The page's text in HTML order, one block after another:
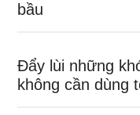
bầu
Đẩy lùi những
không cần dùng